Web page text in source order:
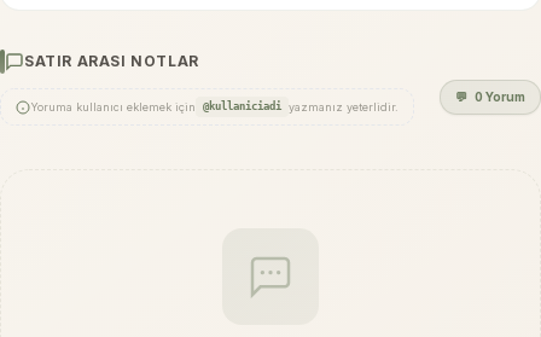
SATIR ARASI NOTLAR
Yoruma kullanıcı eklemek için @kullaniciadi yazmanız yeterlidir.
💬 0 Yorum